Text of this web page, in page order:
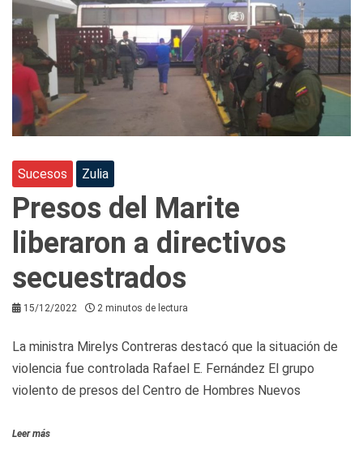
Sucesos Zulia
Presos del Marite
liberaron a directivos
secuestrados
15/12/2022 2 minutos de lectura
La ministra Mirelys Contreras destacó que la situación de
violencia fue controlada Rafael E. Fernández El grupo
violento de presos del Centro de Hombres Nuevos
Leer más